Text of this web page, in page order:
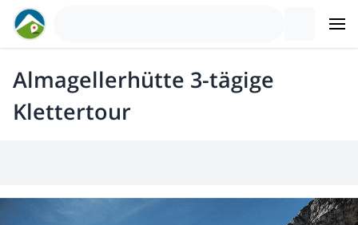
Almagellerhütte 3-tägige
Klettertour